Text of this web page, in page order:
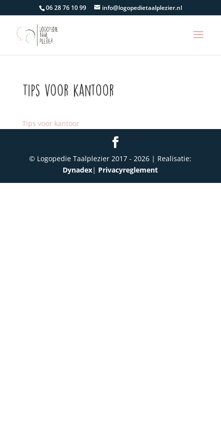
06 28 76 10 99 info@logopedietaalplezier.nl
Tips voor kantoor
Tips voor kantoor
© Logopedie Taalplezier 2017 -2026 | Realisatie:
Dynadex| Privacyreglement